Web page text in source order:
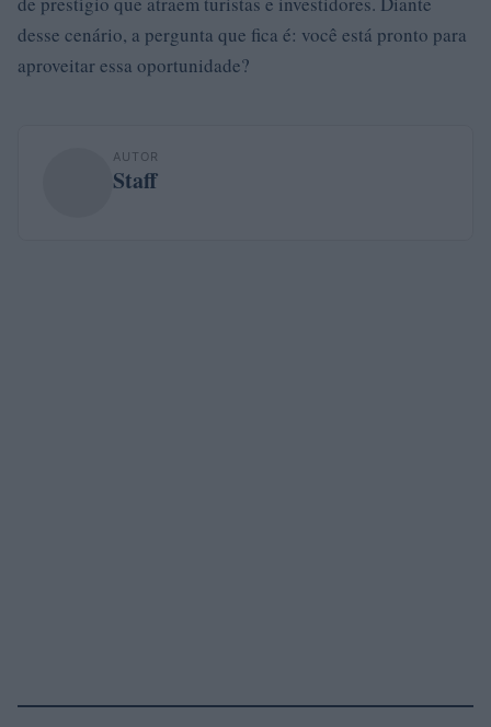
desse cenário, a pergunta que fica é: você está pronto para
aproveitar essa oportunidade?
AUTOR
Staff